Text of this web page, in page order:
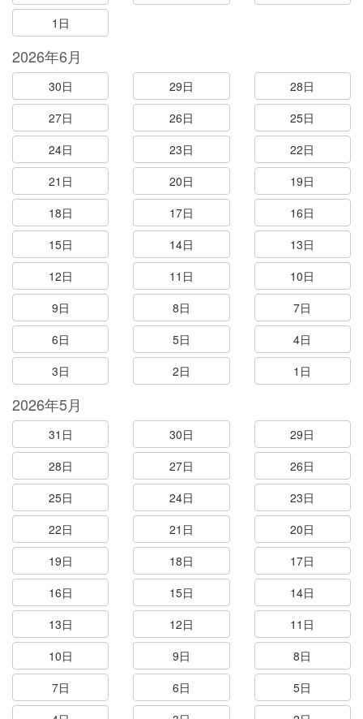
1日
2026年6月
30日 29日
28日
27日
26日
25日
24日
23日
22日
21日
20日
19日
18日
17日
16日
15日
14日
13日
12日
11日
10日
9日
8日
7日
6日
5日
4日
3日
2日 1日
2026年5月
31日 30日
29日
28日
27日
26日
25日
24日
23日
22日
21日
20日
19日
18日
17日
16日
15日
14日
13日
12日
11日
10日
9日
8日
7日
6日
5日